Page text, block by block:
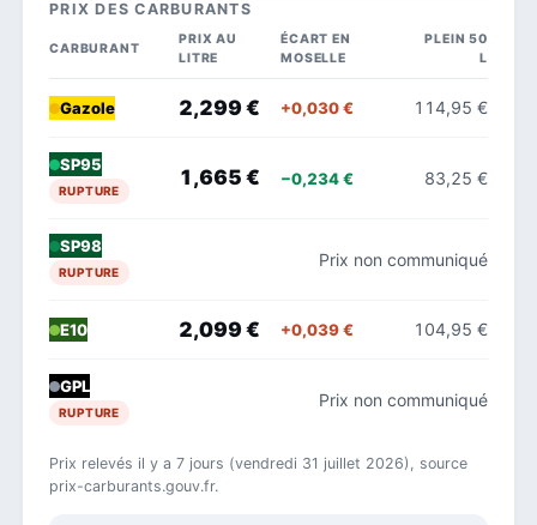
PRIX DES CARBURANTS
CARBURANT
PRIX AU
LITRE
ÉCART EN
MOSELLE
PLEIN 50
L
Gazole 2,299 € +0,030 € 114,95 €
SP95
RUPTURE
1,665 € −0,234 € 83,25 €
SP98
RUPTURE
Prix non communiqué
E10 2,099 € +0,039 € 104,95 €
GPL
RUPTURE
Prix non communiqué
Prix relevés il y a 7 jours (vendredi 31 juillet 2026), source
prix-carburants.gouv.fr.